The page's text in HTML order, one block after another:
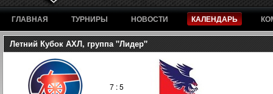
ГЛАВНАЯ ТУРНИРЫ НОВОСТИ КАЛЕНДАРЬ
Летний Кубок АХЛ, группа "Лидер"
7 : 5